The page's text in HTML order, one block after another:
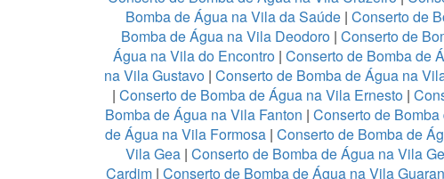
Bomba de Água na Vila da Saúde| Conserto de
Bomba de Água na Vila Deodoro| Conserto de
Água na Vila do Encontro| Conserto de Bomba de
na Vila Gustavo | Conserto de Bomba de Água na
| Conserto de Bomba de Água na Vila Ernesto |
Bomba de Água na Vila Fanton | Conserto de
de Água na Vila Formosa| Conserto de Bomba de
Vila Gea | Conserto de Bomba de Água na Vila
Cardim | Conserto de Bomba de Água na Vila